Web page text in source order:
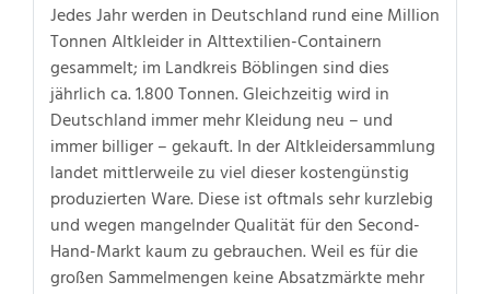
Jedes Jahr werden in Deutschland rund eine Million
Tonnen Altkleider in Alttextilien-Containern
gesammelt; im Landkreis Böblingen sind dies
jährlich ca. 1.800 Tonnen. Gleichzeitig wird in
Deutschland immer mehr Kleidung neu – und
immer billiger – gekauft. In der Altkleidersammlung
landet mittlerweile zu viel dieser kostengünstig
produzierten Ware. Diese ist oftmals sehr kurzlebig
und wegen mangelnder Qualität für den Second-
Hand-Markt kaum zu gebrauchen. Weil es für die
großen Sammelmengen keine Absatzmärkte mehr